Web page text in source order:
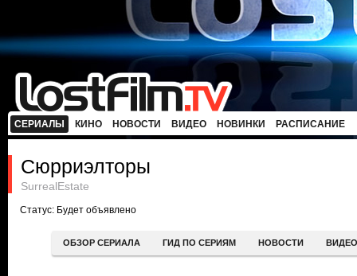
СЕРИАЛЫ КИНО НОВОСТИ ВИДЕО НОВИНКИ РАСПИСАНИЕ
Сюрриэлторы
SurrealEstate
Статус: Будет объявлено
ОБЗОР СЕРИАЛА ГИД ПО СЕРИЯМ НОВОСТИ ВИДЕО